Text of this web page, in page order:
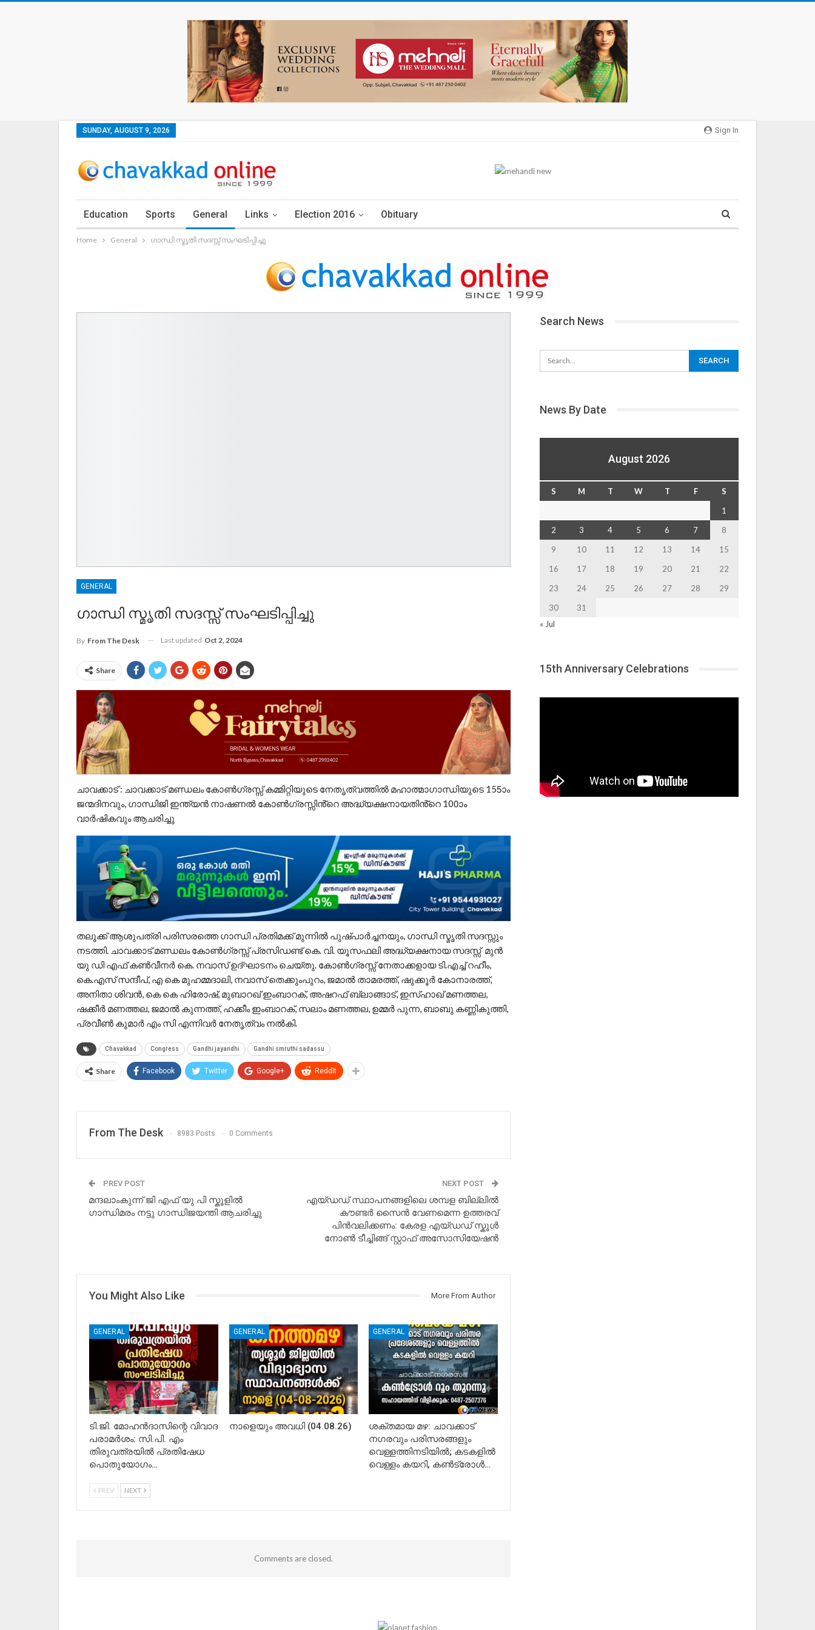
Sign In
SUNDAY, AUGUST 9, 2026
Education Sports General Links Election 2016 Obituary
Home General ഗാന്ധി സ്മൃതി സദസ്സ് സംഘടിപ്പിച്ചു
GENERAL
ഗാന്ധി സ്മൃതി സദസ്സ് സംഘടിപ്പിച്ചു
By From The Desk Last updated Oct 2, 2024
Share
ചാവക്കാട് : ചാവക്കാട് മണ്ഡലം കോൺഗ്രസ്സ് കമ്മിറ്റിയുടെ നേതൃത്വത്തിൽ മഹാത്മാഗാന്ധിയുടെ 155ാം
ജന്മദിനവും, ഗാന്ധിജി ഇന്ത്യൻ നാഷണൽ കോൺഗ്രസ്സിൻ്റെ അദ്ധ്യക്ഷനായതിൻ്റെ 100ാം
വാർഷികവും ആചരിച്ചു
തലൂക്ക് ആശുപത്രി പരിസരത്തെ ഗാന്ധി പ്രതിമക്ക് മുന്നിൽ പുഷ്പാർച്ചനയും, ഗാന്ധി സ്മൃതി സദസ്സും
നടത്തി. ചാവക്കാട് മണ്ഡലം കോൺഗ്രസ്സ് പ്രസിഡണ്ട് കെ. വി. യൂസഫലി അദ്ധ്യക്ഷനായ സദസ്സ് മുൻ
യു ഡി എഫ് കൺവീനർ കെ. നവാസ് ഉദ്ഘാടനം ചെയ്തു. കോൺഗ്രസ്സ് നേതാക്കളായ ടി.എച്ച് റഹീം,
കെ.എസ് സന്ദീപ്, എ കെ മുഹമ്മദാലി, നവാസ് തെക്കുംപുറം, ജമാൽ താമരത്ത്, ഷുക്കൂർ കോനാരത്ത്,
അനിതാ ശിവൻ, കെ കെ ഹിരോഷ്, മുബാറഖ് ഇംബാറക്, അഷറഫ് ബ്ലാങ്ങാട്, ഇസ്ഹാഖ് മണത്തല,
ഷക്കീർ മണത്തല, ജമാൽ കുന്നത്ത്, ഹക്കീം ഇംബാറക്, സലാം മണത്തല, ഉമ്മർ പുന്ന, ബാബു കണ്ണികുത്തി,
പ്രവീൺ കുമാർ എം സി എന്നിവർ നേതൃത്വം നൽകി.
Chavakkad Congress Gandhi jayandhi Gandhi smruthi sadassu
Share Facebook Twitter Google+ ReddIt
From The Desk 8983 Posts 0 Comments
PREV POST
മന്ദലാംകുന്ന് ജി എഫ് യു പി സ്കൂളിൽ
ഗാന്ധിമരം നട്ടു ഗാന്ധിജയന്തി ആചരിച്ചു
NEXT POST
എയ്ഡഡ് സ്ഥാപനങ്ങളിലെ ശമ്പള ബില്ലിൽ
കൗണ്ടർ സൈൻ വേണമെന്ന ഉത്തരവ്
പിൻവലിക്കണം: കേരള എയ്ഡഡ് സ്കൂൾ
നോൺ ടീച്ചിങ്ങ് സ്റ്റാഫ് അസോസിയേഷൻ
You Might Also Like More From Author
GENERAL
ടി.ജി. മോഹൻദാസിന്റെ വിവാദ
പരാമർശം: സി.പി. എം
തിരുവത്രയിൽ പ്രതിഷേധ
പൊതുയോഗം…
GENERAL
നാളെയും അവധി (04.08.26)
GENERAL
ശക്തമായ മഴ: ചാവക്കാട്
നഗരവും പരിസരങ്ങളും
വെള്ളത്തിനടിയിൽ; കടകളിൽ
വെള്ളം കയറി, കൺട്രോൾ…
PREV NEXT
Comments are closed.
Search News
News By Date
August 2026
S M T W T F
S
1
2
3 4 5 6 7
8
9
10 11 12 13 14
15
16
17 18 19 20 21
22
23
24 25 26 27 28
29
30
31
« Jul
15th Anniversary Celebrations